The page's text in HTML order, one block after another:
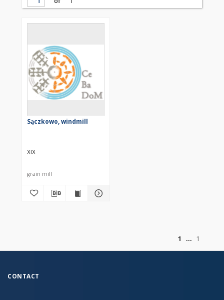
Sączkowo, windmill
XIX
grain mill
1
1
CONTACT